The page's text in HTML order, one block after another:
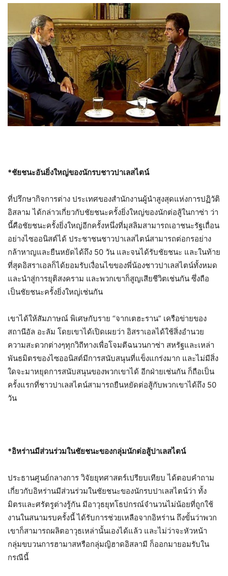
*ชัยชนะอันยิ่งใหญ่ของนักรบชาวปาเลสไตน์
ที่ปรึกษากิจการต่าง ประเทศของสำนักงานผู้นำสูงสุดแห่งการปฏิวัติ
อิสลาม ได้กล่าวเกี่ยวกับชัยชนะครั้งยิ่งใหญ่ของนักต่อสู้ในกาซ่า ว่า
นี้คือชัยชนะครั้งยิ่งใหญ่อีกครั้งหนึ่งที่มุสลิมสามารถเอาชนะรัฐเถื่อน
อย่างไซออนิสต์ได้ ประชาชนชาวปาเลสไตน์สามารถต่อกรอย่าง
กล้าหาญและยืนหยัดได้ถึง 50 วัน และจนได้รับชัยชนะ และในท้าย
ที่สุดอิสราเอลก็ได้ยอมรับเงื่อนไขของพี่น้องชาวปาเลสไตน์ทั้งหมด
และนำสู่การยุติสงคราม และพวกเขาก็สูญเสียชีวิตเช่นกัน ซึ่งถือ
เป็นชัยชนะครั้งยิ่งใหญ่เช่นกัน
เขาได้ให้สัมภาษณ์ พิเศษกับราย “จากเตฮะราน” เครือข่ายของ
สถานีอัล อะลัม โดยเขาได้เปิดเผยว่า อิสราเอลได้ใช้สิ่งอำนวย
ความสะดวกต่างๆทุกวิถีทางเพื่อโจมตีฉนวนกาซ่า สหรัฐและเหล่า
พันธมิตรของไซออนิสต์มีการสนับสนุนที่แข็งแกร่งมาก และไม่มีสิ่ง
ใดจะมาหยุดการสนับสนุนของพวกเขาได้ อีกฝ่ายเช่นกัน ก็ถือเป็น
ครั้งแรกที่ชาวปาเลสไตน์สามารถยืนหยัดต่อสู้กับพวกเขาได้ถึง 50
วัน
*อิหร่านมีส่วนร่วมในชัยชนะของกลุ่มนักต่อสู้ปาเลสไตน์
ประธานศูนย์กลางการ วิจัยยุทศาสตร์เปรียบเทียบ ได้ตอบคำถาม
เกี่ยวกับอิหร่านมีส่วนร่วมในชัยชนะของนักรบปาเลสไตน์ว่า ทั้ง
มิตรและศรัตรูต่างรู้กัน มีอาวุธยุทโธปกรณ์จำนวนไม่น้อยที่ถูกใช้
งานในสนามรบครั้งนี้ ได้รับการช่วยเหลือจากอิหร่าน ถึงขั้นว่าพวก
เขาก็สามารถผลิตอาวุธเหล่านั้นเองได้แล้ว และไม่ว่าจะหัวหน้า
กลุ่มขบวนการฮามาสหรือกลุ่มญิฮาดอิสลามี ก็ออกมายอมรับใน
กรณีนี้